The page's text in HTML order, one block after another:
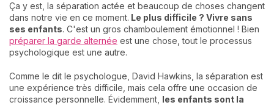
Ça y est, la séparation actée et beaucoup de choses changent
dans notre vie en ce moment. Le plus difficile ? Vivre sans
ses enfants. C'est un gros chamboulement émotionnel ! Bien
préparer la garde alternée est une chose, tout le processus
psychologique est une autre.
Comme le dit le psychologue, David Hawkins, la séparation est
une expérience très difficile, mais cela offre une occasion de
croissance personnelle. Évidemment, les enfants sont la